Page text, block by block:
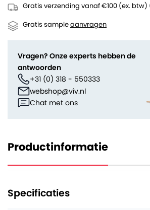
Gratis verzending vanaf €100 (ex. btw)
Gratis sampleaanvragen
Vragen? Onze experts hebben de
antwoorden
+31 (0) 318 - 550333
webshop@viv.nl
Chat met ons
Productinformatie
Specificaties